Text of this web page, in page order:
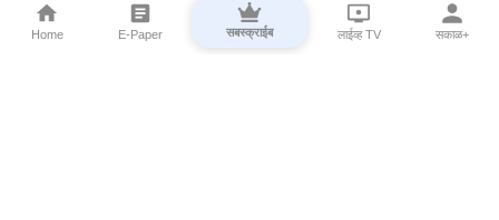
Home E-Paper सबस्क्राईब लाईव्ह TV सकाळ+